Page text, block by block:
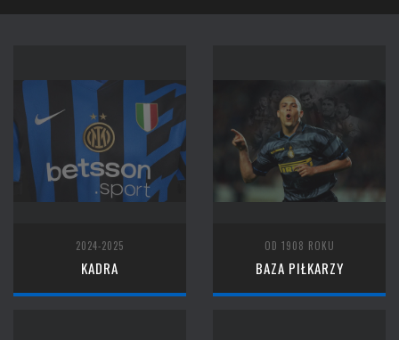
2024-2025
KADRA
OD 1908 ROKU
BAZA PIŁKARZY